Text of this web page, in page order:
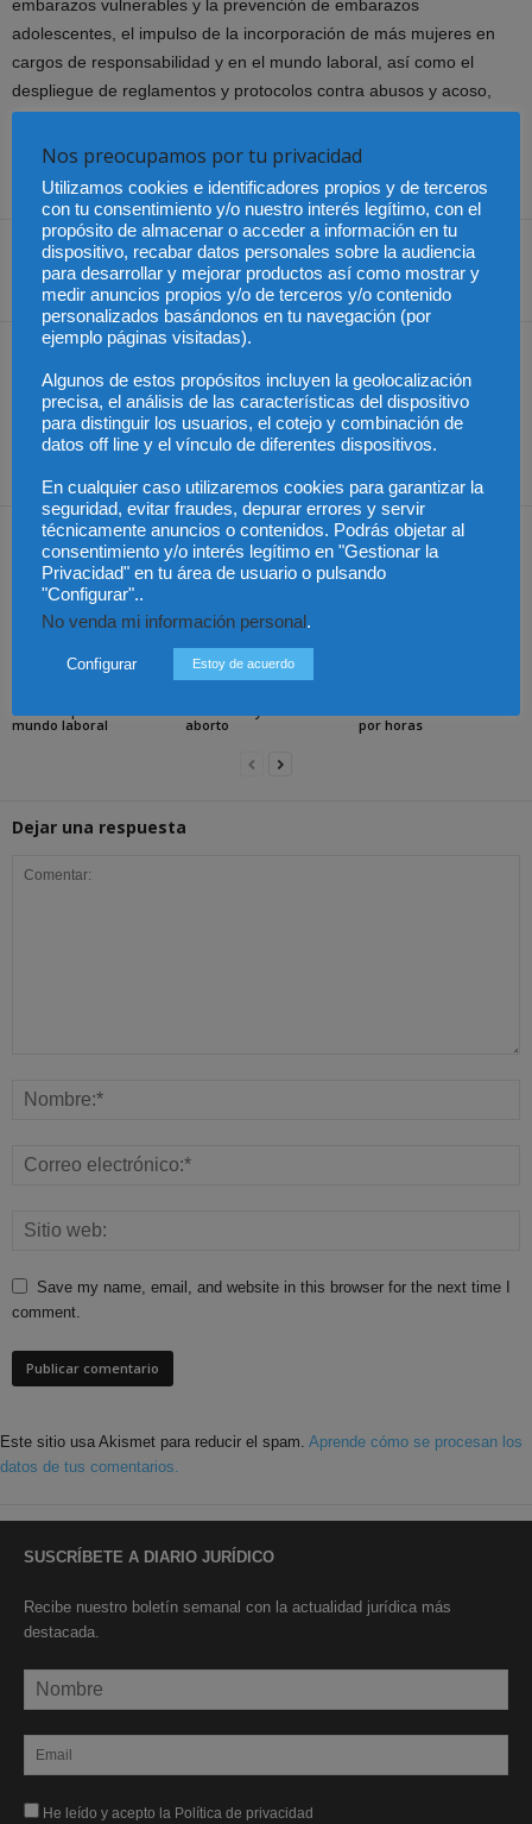
embarazos vulnerables y la prevención de embarazos
adolescentes, el impulso de la incorporación de más mujeres en
cargos de responsabilidad y en el mundo laboral, así como el
despliegue de reglamentos y protocolos contra abusos y acoso,
discriminaciones y malos tratos.
Fuente: Prensa Presidencia de Chile
Share
México – Establecer en la
Constitución la
inembargabilidad de las
Los efectos del
coronavirus en el entorno
empresarial – Cuestiones
Artículos relacionados Más del autor
Chile – Equidad en el
mundo laboral
aborto
por horas
Dejar una respuesta
Save my name, email, and website in this browser for the next time I
comment.
Este sitio usa Akismet para reducir el spam. Aprende cómo se procesan los
datos de tus comentarios.
SUSCRÍBETE A DIARIO JURÍDICO
Recibe nuestro boletín semanal con la actualidad jurídica más
destacada.
He leído y acepto la Política de privacidad
Nos preocupamos por tu privacidad
Utilizamos cookies e identificadores propios y de terceros
con tu consentimiento y/o nuestro interés legítimo, con el
propósito de almacenar o acceder a información en tu
dispositivo, recabar datos personales sobre la audiencia
para desarrollar y mejorar productos así como mostrar y
medir anuncios propios y/o de terceros y/o contenido
personalizados basándonos en tu navegación (por
ejemplo páginas visitadas).
Algunos de estos propósitos incluyen la geolocalización
precisa, el análisis de las características del dispositivo
para distinguir los usuarios, el cotejo y combinación de
datos off line y el vínculo de diferentes dispositivos.
En cualquier caso utilizaremos cookies para garantizar la
seguridad, evitar fraudes, depurar errores y servir
técnicamente anuncios o contenidos. Podrás objetar al
consentimiento y/o interés legítimo en "Gestionar la
Privacidad" en tu área de usuario o pulsando
"Configurar"..
No venda mi información personal .
Configurar Estoy de acuerdo